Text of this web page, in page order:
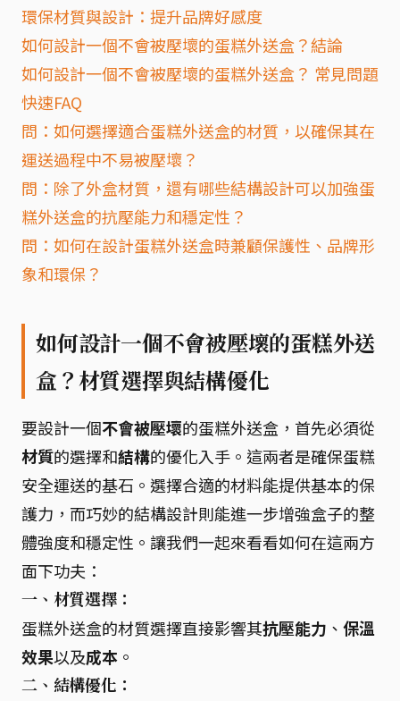
環保材質與設計：提升品牌好感度
如何設計一個不會被壓壞的蛋糕外送盒？結論
如何設計一個不會被壓壞的蛋糕外送盒？ 常見問題
快速FAQ
問：如何選擇適合蛋糕外送盒的材質，以確保其在
運送過程中不易被壓壞？
問：除了外盒材質，還有哪些結構設計可以加強蛋
糕外送盒的抗壓能力和穩定性？
問：如何在設計蛋糕外送盒時兼顧保護性、品牌形
象和環保？
如何設計一個不會被壓壞的蛋糕外送
盒？材質選擇與結構優化
要設計一個不會被壓壞的蛋糕外送盒，首先必須從
材質的選擇和結構的優化入手。這兩者是確保蛋糕
安全運送的基石。選擇合適的材料能提供基本的保
護力，而巧妙的結構設計則能進一步增強盒子的整
體強度和穩定性。讓我們一起來看看如何在這兩方
面下功夫：
一、材質選擇：
蛋糕外送盒的材質選擇直接影響其抗壓能力 、 保溫
效果以及成本 。
二、結構優化：